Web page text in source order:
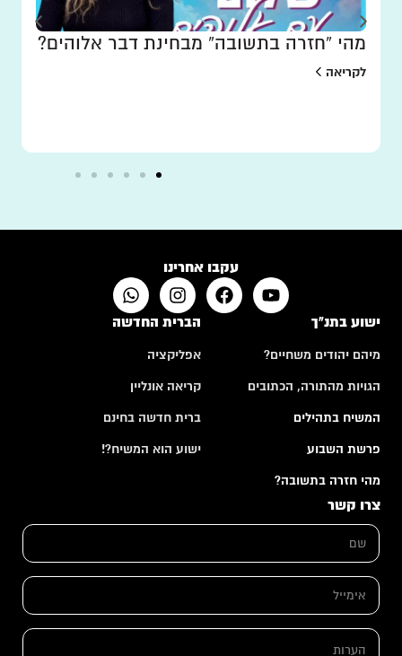
מהי “חזרה בתשובה” מבחינת דבר אלוהים?
לקריאה
עקבו אחרינו
ישוע בתנ"ך
מיהם יהודים משחיים?
הגויות מהתורה, הכתובים
המשיח בתהילים
פרשת השבוע
מהי חזרה בתשובה?
הברית החדשה
אפליקציה
קריאה אונליין
ברית חדשה בחינם
ישוע הוא המשיח?!
צרו קשר
ש
*
י
י
א
מ
י
ה